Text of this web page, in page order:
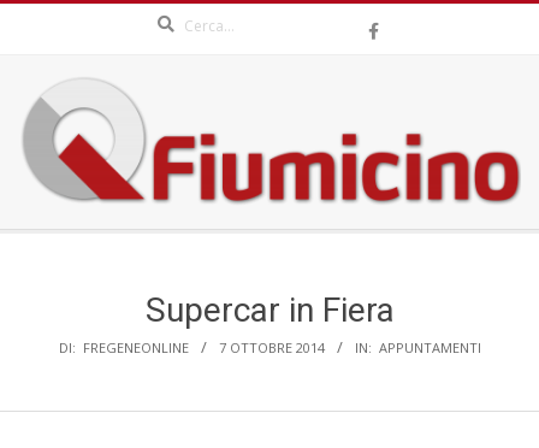
content
QFIUMICINO.COM
Supercar in Fiera
DI: FREGENEONLINE 7 OTTOBRE 2014 IN: APPUNTAMENTI